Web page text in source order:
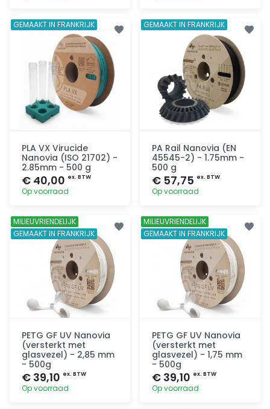
Toevoegen Toevoegen
PLA VX Virucide
Nanovia (ISO 21702) -
2.85mm - 500 g
€ 40,00 ex. BTW
Op voorraad
Toevoegen
GEMAAKT IN FRANKRIJK
PA Rail Nanovia (EN
45545-2) - 1.75mm -
500 g
€ 57,75 ex. BTW
Op voorraad
Toevoegen
GEMAAKT IN FRANKRIJK
PETG GF UV Nanovia
(versterkt met
glasvezel) - 2,85 mm
- 500g
€ 39,10 ex. BTW
Op voorraad
MILIEUVRIENDELIJK
GEMAAKT IN FRANKRIJK
PETG GF UV Nanovia
(versterkt met
glasvezel) - 1,75 mm
- 500g
€ 39,10 ex. BTW
Op voorraad
MILIEUVRIENDELIJK
GEMAAKT IN FRANKRIJK